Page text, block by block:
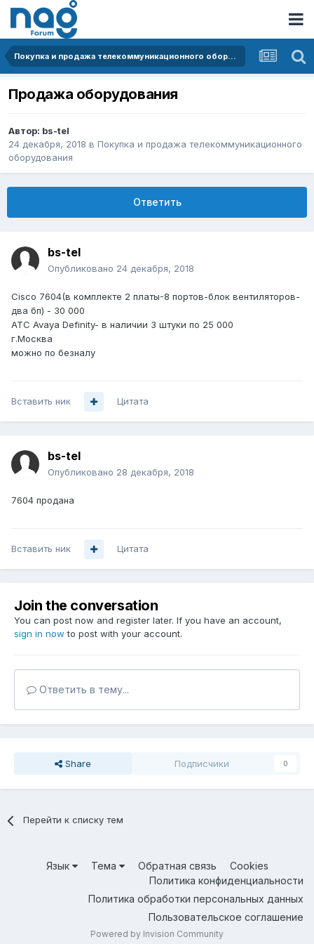
Покупка и продажа телекоммуникационного оборудования
Продажа оборудования
Автор: bs-tel
24 декабря, 2018 в Покупка и продажа телекоммуникационного
оборудования
Ответить
bs-tel
Опубликовано 24 декабря, 2018
Cisco 7604(в комплекте 2 платы-8 портов-блок вентиляторов-
два бп) - 30 000
АТС Avaya Definity- в наличии 3 штуки по 25 000
г.Москва
можно по безналу
Вставить ник Цитата
bs-tel
Опубликовано 28 декабря, 2018
7604 продана
Вставить ник Цитата
Join the conversation
You can post now and register later. If you have an account,
sign in now to post with your account.
Ответить в тему...
Share Подписчики 0
Перейти к списку тем
Язык Тема Обратная связь
Cookies
Политика конфиденциальности
Политика обработки персональных данных
Пользовательское соглашение
Powered by Invision Community